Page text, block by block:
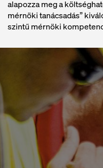
alapozza meg a
mérnöki tanácsadás”
szintű mérnöki